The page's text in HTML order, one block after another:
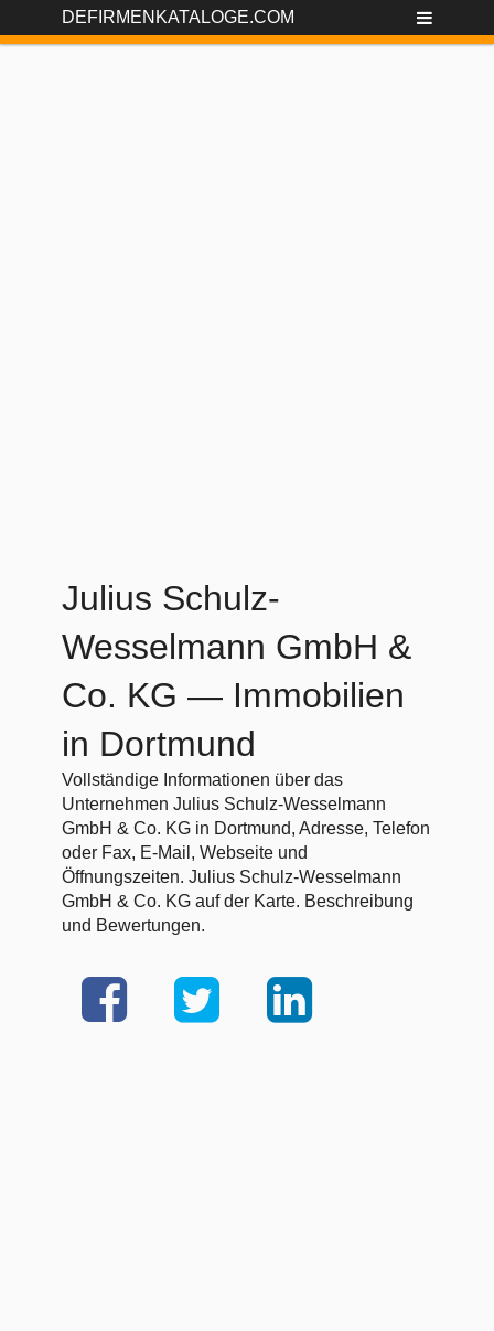
DEFIRMENKATALOGE.COM
Julius Schulz-
Wesselmann GmbH &
Co. KG — Immobilien
in Dortmund
Vollständige Informationen über das
Unternehmen Julius Schulz-Wesselmann
GmbH & Co. KG in Dortmund, Adresse, Telefon
oder Fax, E-Mail, Webseite und
Öffnungszeiten. Julius Schulz-Wesselmann
GmbH & Co. KG auf der Karte. Beschreibung
und Bewertungen.